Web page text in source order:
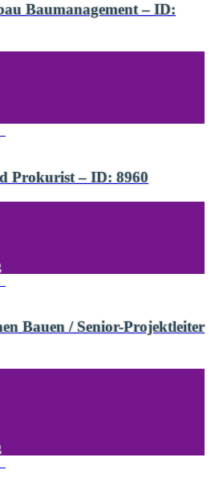
Baumanagement – ID:
Prokurist – ID: 8960
Bauen / Senior-Projektleiter